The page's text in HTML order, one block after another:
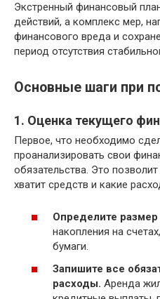
Экстренный финансовый
действий, а комплекс мер,
финансового вреда и
период отсутствия
Основные шаги при
1. Оценка текущего
Первое, что необходимо
проанализировать свои
обязательства. Это
хватит средств и какие
Определите
накопления на
бумаги.
Запишите все
расходы. Аренда